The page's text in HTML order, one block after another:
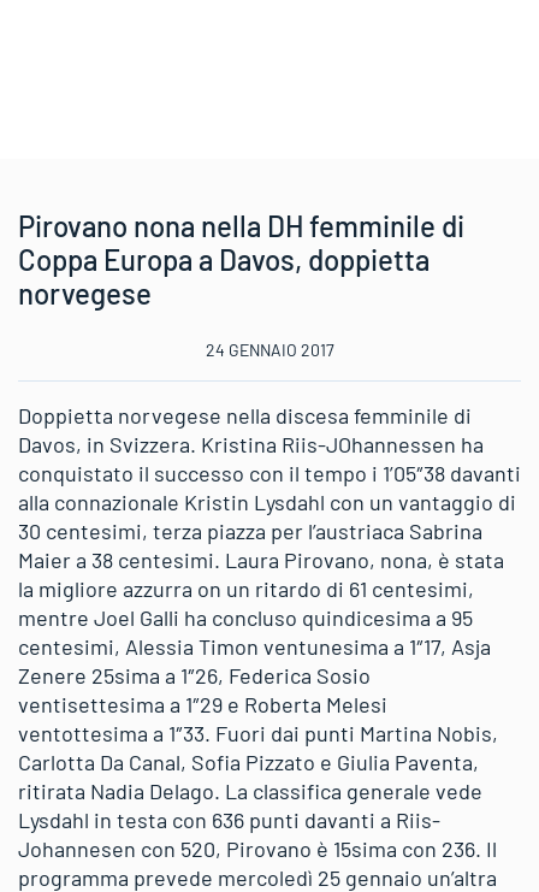
Pirovano nona nella DH femminile di
Coppa Europa a Davos, doppietta
norvegese
24 GENNAIO 2017
Doppietta norvegese nella discesa femminile di
Davos, in Svizzera. Kristina Riis-JOhannessen ha
conquistato il successo con il tempo i 1’05″38 davanti
alla connazionale Kristin Lysdahl con un vantaggio di
30 centesimi, terza piazza per l’austriaca Sabrina
Maier a 38 centesimi. Laura Pirovano, nona, è stata
la migliore azzurra on un ritardo di 61 centesimi,
mentre Joel Galli ha concluso quindicesima a 95
centesimi, Alessia Timon ventunesima a 1″17, Asja
Zenere 25sima a 1″26, Federica Sosio
ventisettesima a 1″29 e Roberta Melesi
ventottesima a 1″33. Fuori dai punti Martina Nobis,
Carlotta Da Canal, Sofia Pizzato e Giulia Paventa,
ritirata Nadia Delago. La classifica generale vede
Lysdahl in testa con 636 punti davanti a Riis-
Johannesen con 520, Pirovano è 15sima con 236. Il
programma prevede mercoledì 25 gennaio un’altra